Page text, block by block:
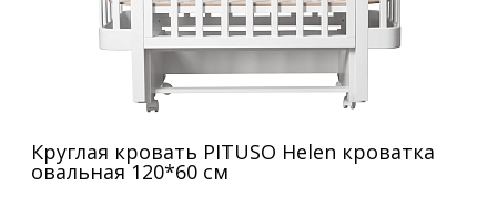
Круглая кровать PITUSO Helen кроватка
овальная 120*60 см